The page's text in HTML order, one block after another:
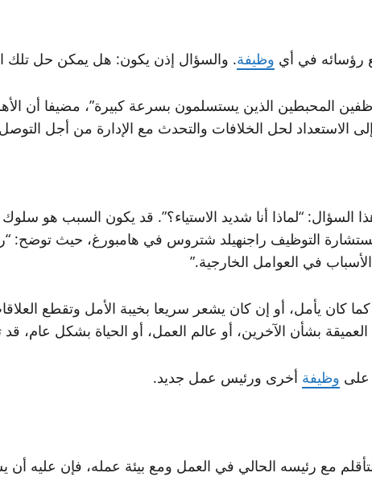
رؤسائه في أي وظيفة. والسؤال إذن يكون: هل يمكن حل تلك
المحبطين الذين يستسلمون بسرعة كبيرة”، مضيفا أن
الاستعداد لحل الخلافات والتحدث مع الإدارة من أجل
السؤال: “لماذا أنا شديد الاستياء؟”. قد يكون السبب هو
التوظيف راجنهيلد شتروس في هامبورغ، حيث توضح:
في العوامل الخارجية.”
كان يأمل، أو إن كان يشعر سريعا بخيبة الأمل وتقطع
بشأن الآخرين، أو عالم العمل، أو الحياة بشكل عام،
على وظيفة أخرى ورئيس عمل جديد.
مع رئيسه الحالي في العمل ومع بيئة عمله، فإن عليه